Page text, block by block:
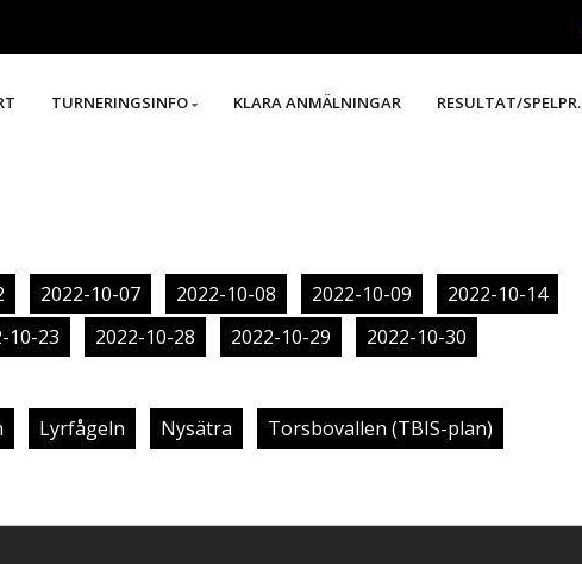
TURNERINGSINFO KLARA ANMÄLNINGAR RESULTAT/SPELPR.
2022-10-07 2022-10-08 2022-10-09
2022-10-14
10-23 2022-10-28 2022-10-29 2022-10-30
Lyrfågeln Nysätra
Torsbovallen (TBIS-plan)